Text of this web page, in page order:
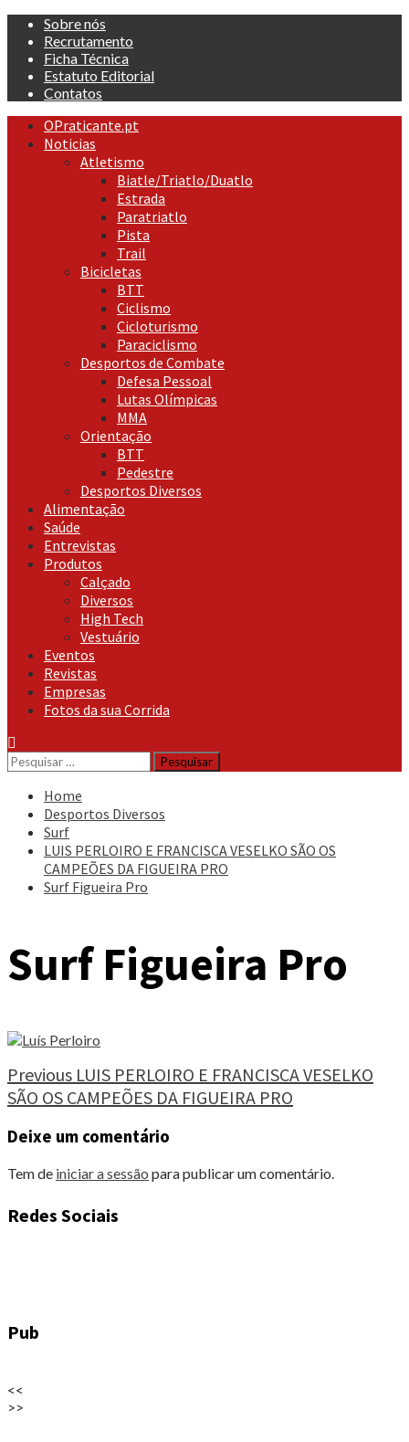
Skip
content
Sobre nós
Recrutamento
Ficha Técnica
Estatuto Editorial
Contatos
Primary
Menu
OPraticante.pt
Noticias
Atletismo
Biatle/Triatlo/Duatlo
Estrada
Paratriatlo
Pista
Trail
Bicicletas
BTT
Ciclismo
Cicloturismo
Paraciclismo
Desportos de Combate
Defesa Pessoal
Lutas Olímpicas
MMA
Orientação
BTT
Pedestre
Desportos Diversos
Alimentação
Saúde
Entrevistas
Produtos
Calçado
Diversos
High Tech
Vestuário
Eventos
Revistas
Empresas
Fotos da sua Corrida
Pesquisar
por:
Home
Desportos Diversos
Surf
LUIS PERLOIRO E FRANCISCA VESELKO SÃO OS
CAMPEÕES DA FIGUEIRA PRO
Surf Figueira Pro
Surf Figueira Pro
Continue
Reading
Previous LUIS PERLOIRO E FRANCISCA VESELKO
SÃO OS CAMPEÕES DA FIGUEIRA PRO
Deixe um comentário
Tem de iniciar a sessão para publicar um comentário.
Redes Sociais
Pub
<<
>>